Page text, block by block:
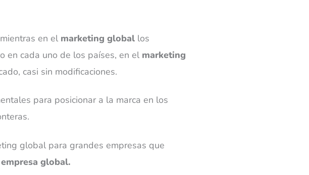
en el marketing global los
en cada uno de los países, en el marketing
casi sin modificaciones.
para posicionar a la marca en los
global para grandes empresas que
global.